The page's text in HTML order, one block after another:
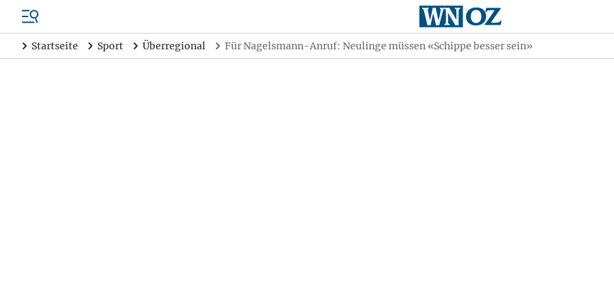
Startseite Sport Überregional Für Nagelsmann-Anruf: Neulinge müssen «Schippe besser sein»